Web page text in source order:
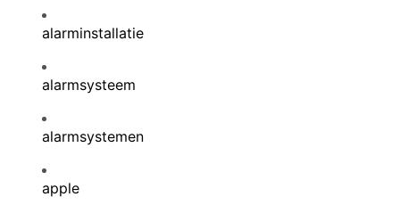
alarminstallatie
alarmsysteem
alarmsystemen
apple